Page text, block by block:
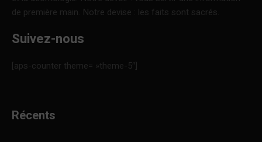
de première main. Notre devise : les faits sont sacrés.
Suivez-nous
[aps-counter theme= »theme-5″]
Récents